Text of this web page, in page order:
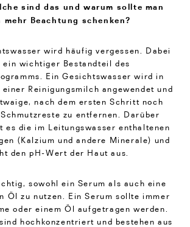
sind das und warum sollte man
mehr Beachtung schenken?
wird häufig vergessen. Dabei
ein wichtiger Bestandteil des
Ein Gesichtswasser wird in
Reinigungsmilch angewendet und
nach dem ersten Schritt noch
zu entfernen. Darüber
es die im Leitungswasser enthaltenen
(Kalzium und andere Minerale) und
den pH-Wert der Haut aus.
sowohl ein Serum als auch eine
Öl zu nutzen. Ein Serum sollte immer
oder einem Öl aufgetragen werden.
hochkonzentriert und bestehen aus